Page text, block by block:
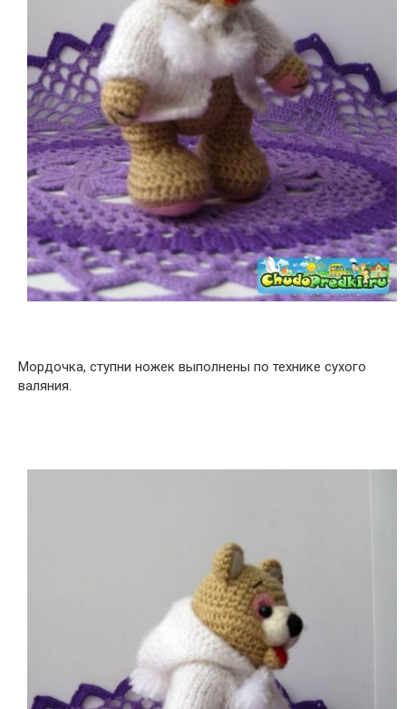
Мордочка, ступни ножек выполнены по технике сухого
валяния.